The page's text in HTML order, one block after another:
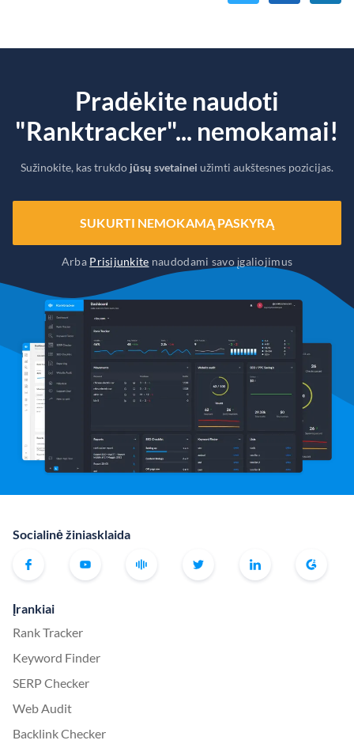
Pradėkite naudoti
"Ranktracker"... nemokamai!
Sužinokite, kas trukdo jūsų svetainei užimti aukštesnes pozicijas.
SUKURTI NEMOKAMĄ PASKYRĄ
Arba Prisijunkite naudodami savo įgaliojimus
Socialinė žiniasklaida
Įrankiai
Rank Tracker
Keyword Finder
SERP Checker
Web Audit
Backlink Checker